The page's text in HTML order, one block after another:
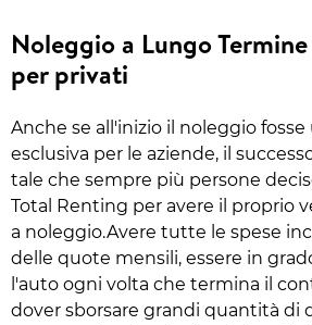
Noleggio a Lungo
per privati
Anche se all'inizio il noleggio
esclusiva per le aziende, il
tale che sempre più persone
Total Renting per avere il proprio
a noleggio.Avere tutte le spese
delle quote mensili, essere in
l'auto ogni volta che termina il
dover sborsare grandi quantità di